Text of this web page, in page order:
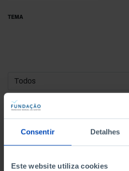
Consentir Detalhes
Este website utiliza cookies
TEMA
DATA DE INÍCIO
DATA DE FIM